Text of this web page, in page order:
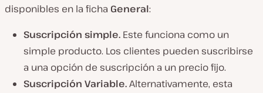
disponibles en la ficha General:
Suscripción simple. Este funciona como un
simple producto. Los clientes pueden suscribirse
a una opción de suscripción a un precio fijo.
Suscripción Variable.Alternativamente, esta